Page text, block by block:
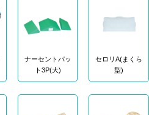
ナーセントパッ
ト3P(大)
セロリA(まくら
型)